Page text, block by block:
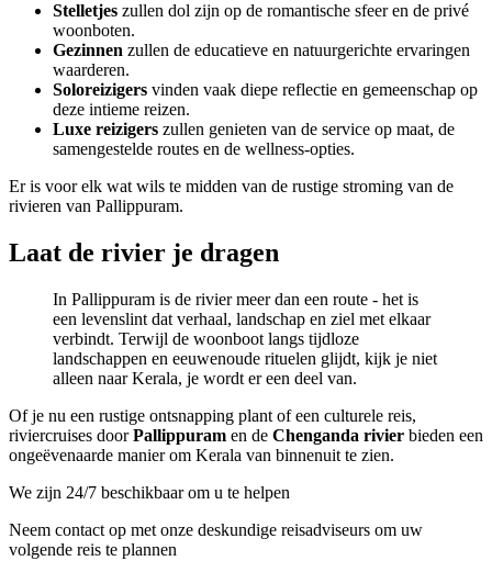
Stelletjes zullen dol zijn op de romantische sfeer en de privé
woonboten.
Gezinnen zullen de educatieve en natuurgerichte ervaringen
waarderen.
Soloreizigers vinden vaak diepe reflectie en gemeenschap op
deze intieme reizen.
Luxe reizigers zullen genieten van de service op maat, de
samengestelde routes en de wellness-opties.
Er is voor elk wat wils te midden van de rustige stroming van de
rivieren van Pallippuram.
Laat de rivier je dragen
In Pallippuram is de rivier meer dan een route - het is
een levenslint dat verhaal, landschap en ziel met elkaar
verbindt. Terwijl de woonboot langs tijdloze
landschappen en eeuwenoude rituelen glijdt, kijk je niet
alleen naar Kerala, je wordt er een deel van.
Of je nu een rustige ontsnapping plant of een culturele reis,
riviercruises doorPallippuram en de Chenganda rivier bieden een
ongeëvenaarde manier om Kerala van binnenuit te zien.
We zijn 24/7 beschikbaar om u te helpen
Neem contact op met onze deskundige reisadviseurs om uw
volgende reis te plannen